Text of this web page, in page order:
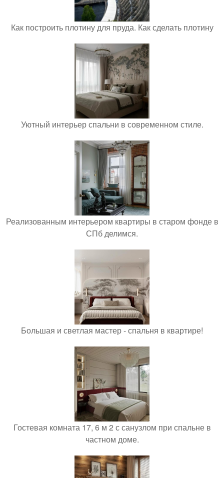
Как построить плотину для пруда. Как сделать плотину
Уютный интерьер спальни в современном стиле.
Реализованным интерьером квартиры в старом фонде в
СПб делимся.
Большая и светлая мастер - спальня в квартире!
Гостевая комната 17, 6 м 2 с санузлом при спальне в
частном доме.